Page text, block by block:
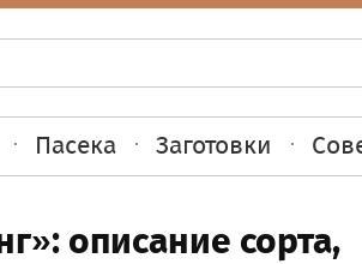
Пасека Заготовки
описание сорта,